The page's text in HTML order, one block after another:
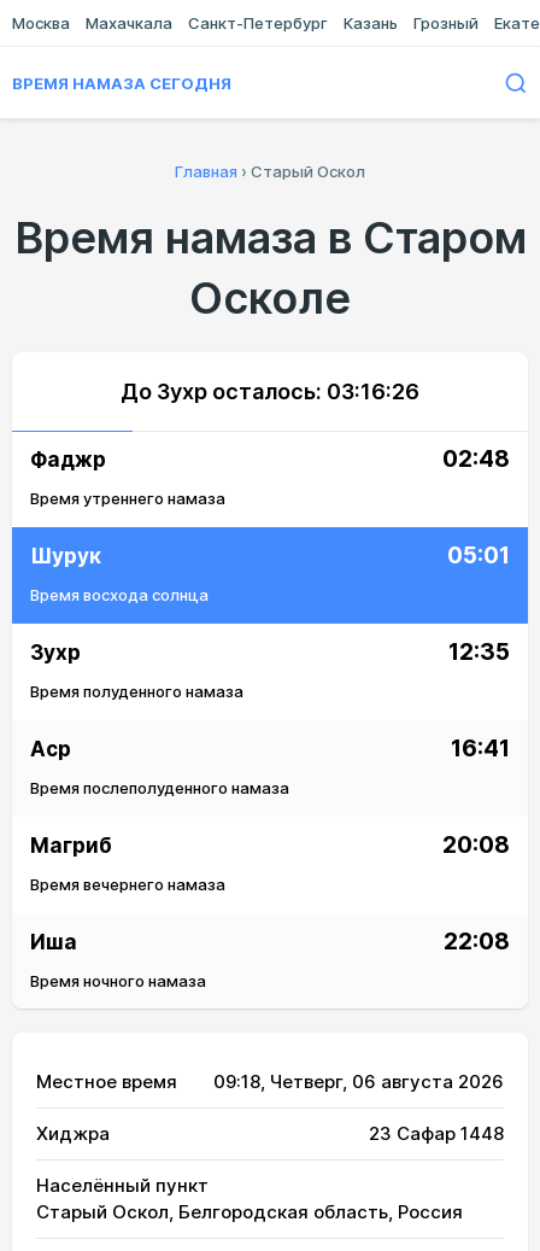
Москва Махачкала Санкт-Петербург Казань Грозный
ВРЕМЯ НАМАЗА СЕГОДНЯ
Главная › Старый Оскол
Время намаза в Старом
Осколе
До Зухр осталось: 03:16:26
Фаджр 02:48
Время утреннего намаза
Шурук 05:01
Время восхода солнца
Зухр 12:35
Время полуденного намаза
Аср 16:41
Время послеполуденного намаза
Магриб 20:08
Время вечернего намаза
Иша 22:08
Время ночного намаза
Местное время 09:18, Четверг, 06 августа 2026
Хиджра 23 Сафар 1448
Населённый пункт
Старый Оскол, Белгородская область, Россия